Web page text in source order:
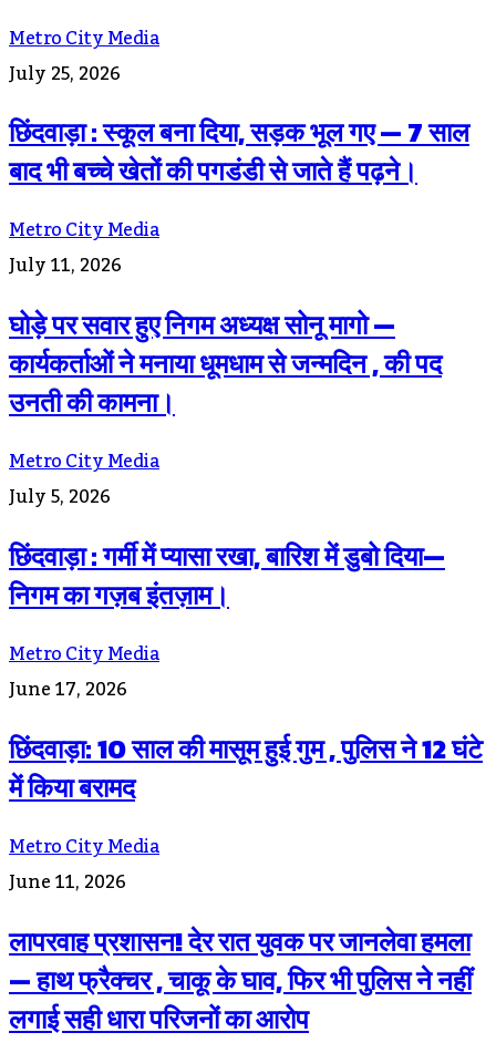
Metro City Media
July 25, 2026
छिंदवाड़ा : स्कूल बना दिया, सड़क भूल गए — 7 साल
बाद भी बच्चे खेतों की पगडंडी से जाते हैं पढ़ने।
Metro City Media
July 11, 2026
घोड़े पर सवार हुए निगम अध्यक्ष सोनू मागो —
कार्यकर्ताओं ने मनाया धूमधाम से जन्मदिन , की पद
उनती की कामना।
Metro City Media
July 5, 2026
छिंदवाड़ा : गर्मी में प्यासा रखा, बारिश में डुबो दिया—
निगम का गज़ब इंतज़ाम।
Metro City Media
June 17, 2026
छिंदवाड़ा: 10 साल की मासूम हुई गुम , पुलिस ने 12 घंटे
में किया बरामद
Metro City Media
June 11, 2026
लापरवाह प्रशासन! देर रात युवक पर जानलेवा हमला
— हाथ फ्रैक्चर , चाकू के घाव, फिर भी पुलिस ने नहीं
लगाई सही धारा परिजनों का आरोप